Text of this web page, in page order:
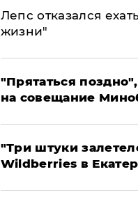
Лепс отказался
жизни"
"Прятаться
на совещание
"Три штуки
Wildberries в